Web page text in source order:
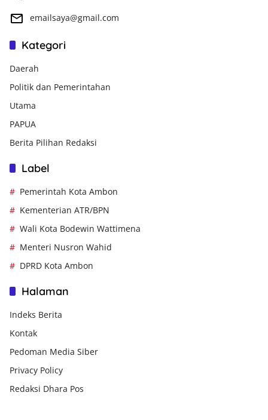
emailsaya@gmail.com
Kategori
Daerah
Politik dan Pemerintahan
Utama
PAPUA
Berita Pilihan Redaksi
Label
Pemerintah Kota Ambon
Kementerian ATR/BPN
Wali Kota Bodewin Wattimena
Menteri Nusron Wahid
DPRD Kota Ambon
Halaman
Indeks Berita
Kontak
Pedoman Media Siber
Privacy Policy
Redaksi Dhara Pos